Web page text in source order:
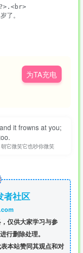
。
为TA充电
it frowns at you;
它微笑它也吵你微笑
者社区
仅供大家学习与参
进行删除处理。
本站赞同其观点和对